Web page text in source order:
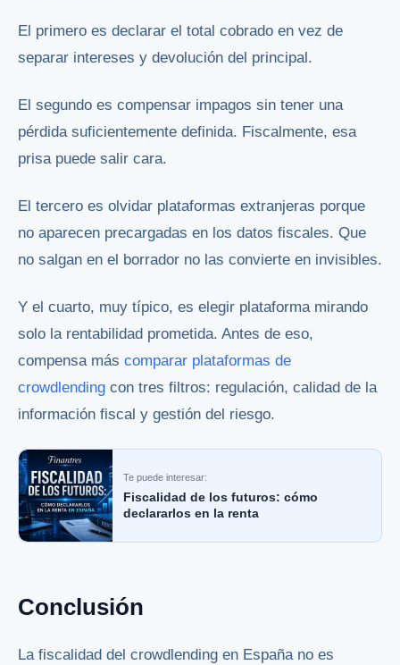
El primero es declarar el total cobrado en vez de
separar intereses y devolución del principal.
El segundo es compensar impagos sin tener una
pérdida suficientemente definida. Fiscalmente, esa
prisa puede salir cara.
El tercero es olvidar plataformas extranjeras porque
no aparecen precargadas en los datos fiscales. Que
no salgan en el borrador no las convierte en invisibles.
Y el cuarto, muy típico, es elegir plataforma mirando
solo la rentabilidad prometida. Antes de eso,
compensa más comparar plataformas de
crowdlending con tres filtros: regulación, calidad de la
información fiscal y gestión del riesgo.
Te puede interesar:
Fiscalidad de los futuros: cómo
declararlos en la renta
Conclusión
La fiscalidad del crowdlending en España no es